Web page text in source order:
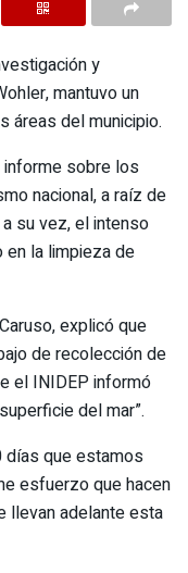
y
mantuvo un
áreas del municipio.
informe sobre los
nacional, a raíz de
su vez, el intenso
en la limpieza de
explicó que
de recolección de
el INIDEP informó
del mar”.
días que estamos
esfuerzo que hacen
llevan adelante esta